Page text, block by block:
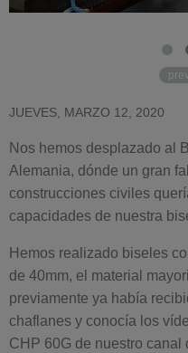
JUEVES, MARZO 12, 2020
Nos hemos desplazado al
Alemania, dónde un gran
construcciones civiles
capacidades de nuestra
Hemos realizado biseles
de 40mm, el material
previamente ya había
chaflanes y conocía los
CHP 60G de nuestro canal